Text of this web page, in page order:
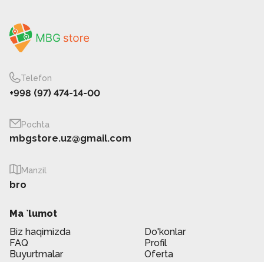
Telefon
+998 (97) 474-14-00
Pochta
mbgstore.uz@gmail.com
Manzil
bro
Ma `lumot
Biz haqimizda
Do'konlar
FAQ
Profil
Buyurtmalar
Oferta